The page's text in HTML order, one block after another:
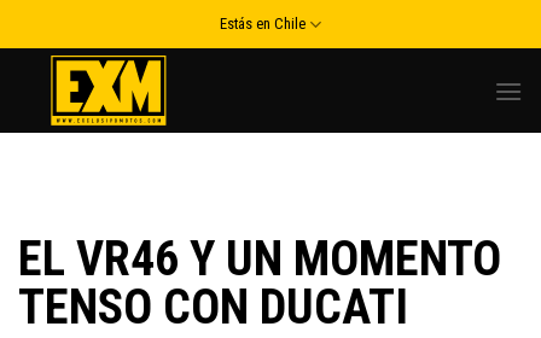
to
Estás en Chile
EL VR46 Y UN MOMENTO
TENSO CON DUCATI